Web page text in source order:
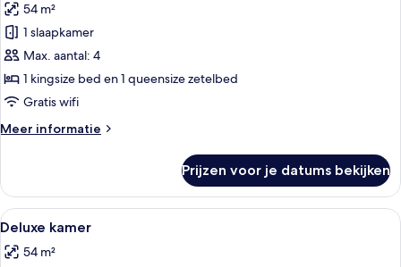
voor
Executive
kamer
laden
54 m²
1 slaapkamer
Max. aantal: 4
1 kingsize bed en 1 queensize zetelbed
Gratis wifi
Meer informatie
Meer
kamer
Prijzen voor je datums bekijken
Alle
foto's
voor
Een moderne hotelkamer met een
4
Deluxe kamer
54 m²